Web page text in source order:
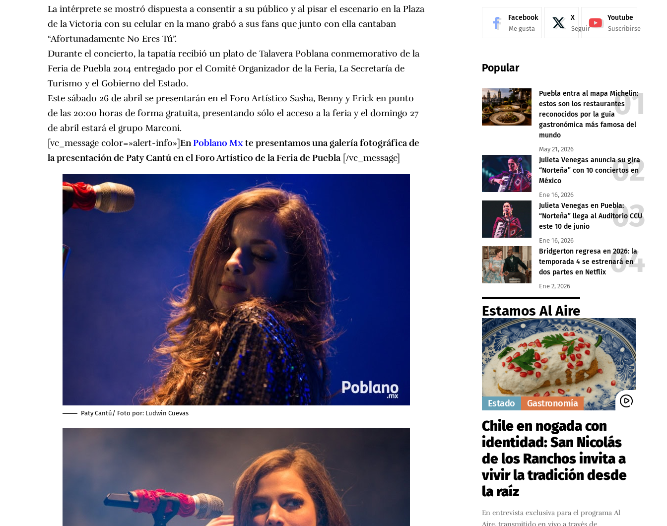
La intérprete se mostró dispuesta a consentir a su público y al pisar el escenario en la Plaza
de la Victoria con su celular en la mano grabó a sus fans que junto con ella cantaban
“Afortunadamente No Eres Tú”.
Durante el concierto, la tapatía recibió un plato de Talavera Poblana conmemorativo de la
Feria de Puebla 2014 entregado por el Comité Organizador de la Feria, La Secretaría de
Turismo y el Gobierno del Estado.
Este sábado 26 de abril se presentarán en elForo Artístico Sasha, Benny y Erick en punto
de las 20:00 horas de forma gratuita, presentando sólo el acceso a la feria y el domingo 27
de abril estará el grupo Marconi.
[vc_message color=»alert-info»]EnPoblano Mxte presentamos una galería fotográfica de
la presentación de Paty Cantú en el Foro Artístico de la Feria de Puebla[/vc_message]
Paty Cantú/ Foto por: Ludwin Cuevas
Facebook
Me gusta
X
Seguir
Youtube
Suscribirse
Popular
Puebla entra al mapa Michelin:
estos son los restaurantes
reconocidos por la guía
gastronómica más famosa del
mundo
May 21, 2026
Julieta Venegas anuncia su gira
“Norteña” con 10 conciertos en
México
Ene 16, 2026
Julieta Venegas en Puebla:
“Norteña” llega al Auditorio CCU
este 10 de junio
Ene 16, 2026
Bridgerton regresa en 2026: la
temporada 4 se estrenará en
dos partes en Netflix
Ene 2, 2026
Estamos Al Aire
Estado Gastronomía
Chile en nogada con
identidad: San Nicolás
de los Ranchos invita a
vivir la tradición desde
la raíz
En entrevista exclusiva para el programa Al
Aire, transmitido en vivo a través de